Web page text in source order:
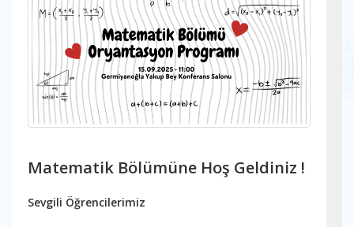
Matematik Bölümüne Hoş Geldiniz !
Sevgili Öğrencilerimiz